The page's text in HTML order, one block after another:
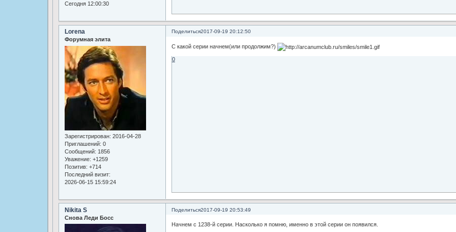
Сегодня 12:00:30
Поделиться2017-09-19 20:12:50
Lorena
Форумная элита
Зарегистрирован: 2016-04-28
Приглашений: 0
Сообщений: 1856
Уважение: +1259
Позитив: +714
Последний визит:
2026-06-15 15:59:24
С какой серии начнем(или продолжим?)
0
Поделиться2017-09-19 20:53:49
Nikita S
Снова Леди Босс
Начнем с 1238-й серии. Насколько я помню, именно в этой серии он появился.